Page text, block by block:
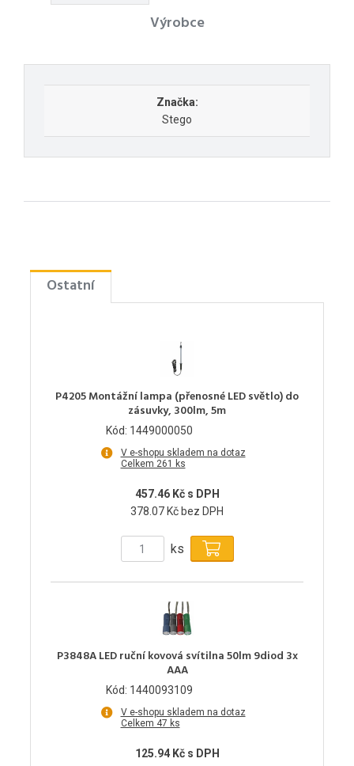
Výrobce
Značka:
Stego
Ostatní
P4205 Montážní lampa (přenosné LED světlo) do
zásuvky, 300lm, 5m
Kód: 1449000050
V e-shopu skladem na dotaz
Celkem 261 ks
457.46 Kč s DPH
378.07 Kč bez DPH
ks
P3848A LED ruční kovová svítilna 50lm 9diod 3x
AAA
Kód: 1440093109
V e-shopu skladem na dotaz
Celkem 47 ks
125.94 Kč s DPH